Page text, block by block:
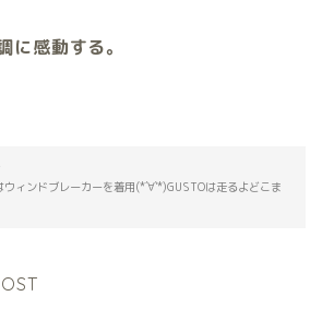
感動する。
ウィンドブレーカーを着用(*´∀`*)GUSTOは走るよどこま